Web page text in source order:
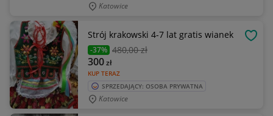
Katowice
Strój krakowski 4-7 lat gratis wianek
-37% 480,00 zł
KUP TERAZ
300zł
SPRZEDAJĄCY: OSOBA PRYWATNA
Katowice